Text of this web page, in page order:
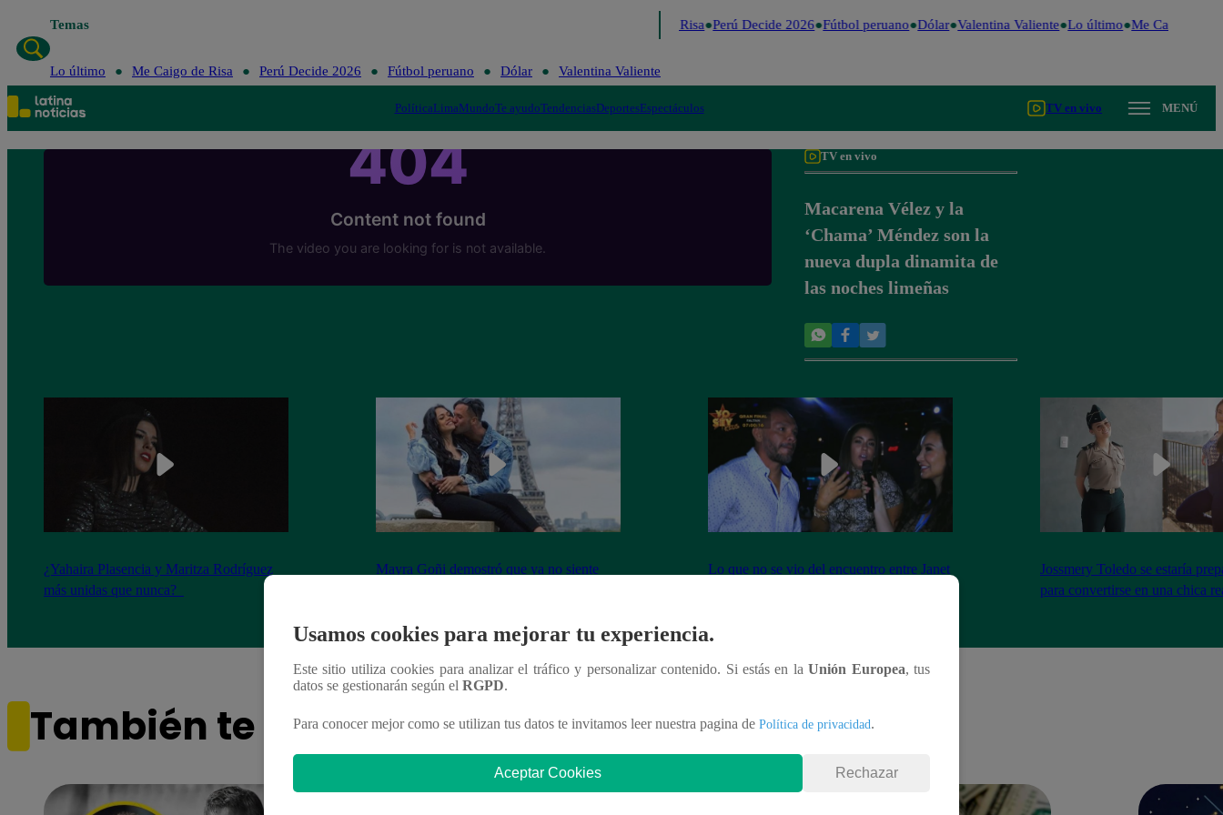
Temas Me Caigo de Risa Perú Decide 2026 Fútbol peruano Dólar Valentina Valiente Lo último Me Caigo de
Lo último Me Caigo de Risa Perú Decide 2026 Fútbol peruano Dólar Valentina Valiente
PolíticaLimaMundoTe ayudoTendenciasDeportesEspectáculos TV en vivo MENÚ
TV en vivo
Macarena Vélez y la
‘Chama’ Méndez son la
nueva dupla dinamita de
las noches limeñas
¿Yahaira Plasencia y Maritza Rodríguez
más unidas que nunca?
Mayra Goñi demostró que ya no siente
Lo que no se vio del encuentro entre Janet
Jossmery Toledo se estaría
para convertirse en una chica
También te puede interesar
Usamos cookies para mejorar tu experiencia.
Este sitio utiliza cookies para analizar el tráfico y personalizar contenido. Si estás en laUnión Europea, tus
datos se gestionarán según el RGPD.
Para conocer mejor como se utilizan tus datos te invitamos leer nuestra pagina de Política de privacidad.
Aceptar Cookies Rechazar